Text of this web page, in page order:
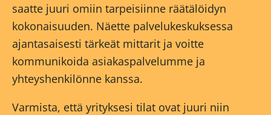
saatte juuri omiin tarpeisiinne räätälöidyn
kokonaisuuden. Näette palvelukeskuksessa
ajantasaisesti tärkeät mittarit ja voitte
kommunikoida asiakaspalvelumme ja
yhteyshenkilönne kanssa.
Varmista, että yrityksesi tilat ovat juuri niin